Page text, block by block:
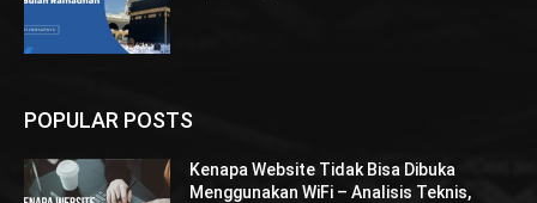
POPULAR POSTS
Kenapa Website Tidak Bisa Dibuka
Menggunakan WiFi – Analisis Teknis,